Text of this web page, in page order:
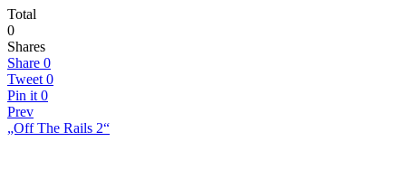
Total
0
Shares
Share 0
Tweet 0
Pin it 0
Prev
„Off The Rails 2“